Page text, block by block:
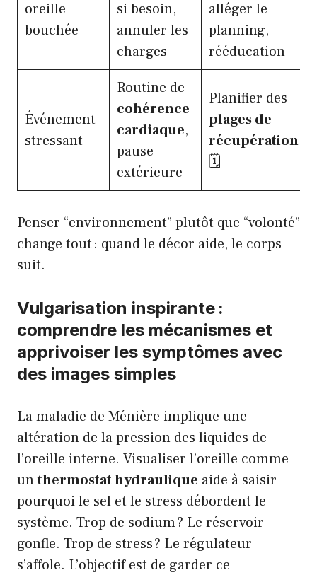
oreille
bouchée
si besoin,
annuler les
charges
alléger le
planning,
rééducation
Événement
stressant
Routine de
cohérence
cardiaque,
pause
extérieure
Planifier des
plages de
récupération
🗓️
Penser “environnement” plutôt que “volonté”
change tout : quand le décor aide, le corps
suit.
Vulgarisation inspirante :
comprendre les mécanismes et
apprivoiser les symptômes avec
des images simples
La maladie de Ménière implique une
altération de la pression des liquides de
l’oreille interne. Visualiser l’oreille comme
unthermostat hydraulique aide à saisir
pourquoi le sel et le stress débordent le
système. Trop de sodium ? Le réservoir
gonfle. Trop de stress ? Le régulateur
s’affole. L’objectif est de garder ce